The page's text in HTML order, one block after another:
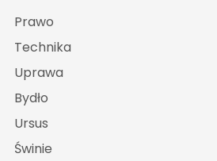
Prawo
Technika
Uprawa
Bydło
Ursus
Świnie